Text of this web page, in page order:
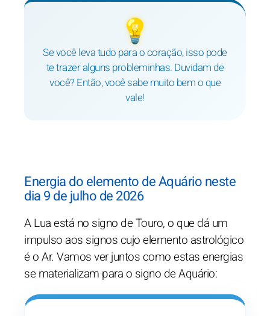
💡
Se você leva tudo para o coração, isso pode
te trazer alguns probleminhas. Duvidam de
você? Então, você sabe muito bem o que
vale!
Energia do elemento de Aquário neste
dia 9 de julho de 2026
A Lua está no signo de Touro, o que dá um
impulso aos signos cujo elemento astrológico
é o Ar. Vamos ver juntos como estas energias
se materializam para o signo de Aquário: